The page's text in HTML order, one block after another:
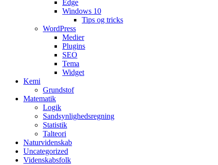
Edge
Windows 10
Tips og tricks
WordPress
Medier
Plugins
SEO
Tema
Widget
Kemi
Grundstof
Matematik
Logik
Sandsynlighedsregning
Statistik
Talteori
Naturvidenskab
Uncategorized
Videnskabsfolk